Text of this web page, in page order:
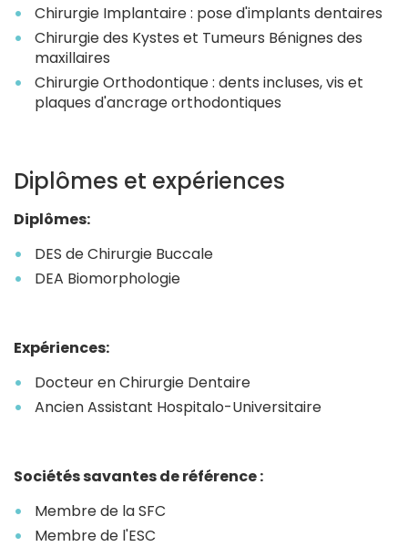
Chirurgie Implantaire : pose d'implants dentaires
Chirurgie des Kystes et Tumeurs Bénignes des
maxillaires
Chirurgie Orthodontique : dents incluses, vis et
plaques d'ancrage orthodontiques
Diplômes et expériences
Diplômes:
DES de Chirurgie Buccale
DEA Biomorphologie
Expériences:
Docteur en Chirurgie Dentaire
Ancien Assistant Hospitalo-Universitaire
Sociétés savantes de référence :
Membre de la SFC
Membre de l'ESC